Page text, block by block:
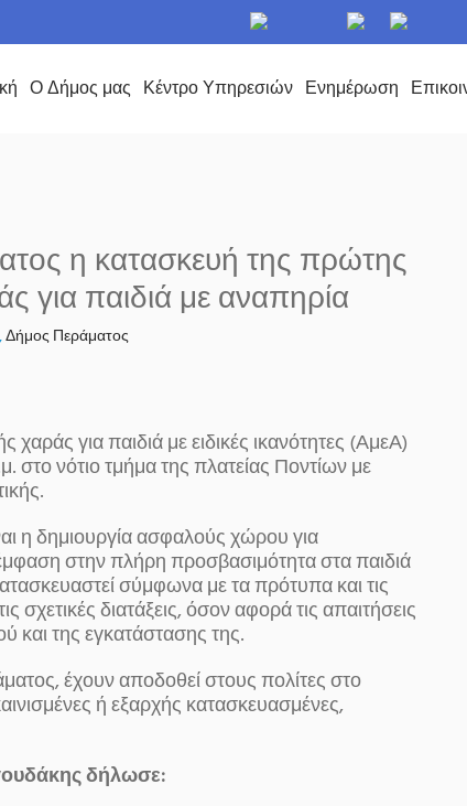
Ο Δήμος μας Κέντρο Υπηρεσιών Ενημέρωση
η κατασκευή της πρώτης
για παιδιά με αναπηρία
,Δήμος Περάματος
για παιδιά με ειδικές ικανότητες (ΑμεΑ)
νότιο τμήμα της πλατείας Ποντίων με
η δημιουργία ασφαλούς χώρου για
έμφαση στην πλήρη προσβασιμότητα στα παιδιά
σύμφωνα με τα πρότυπα και τις
διατάξεις, όσον αφορά τις απαιτήσεις
και της εγκατάστασης της.
έχουν αποδοθεί στους πολίτες στο
ή εξαρχής κατασκευασμένες,
δήλωσε: